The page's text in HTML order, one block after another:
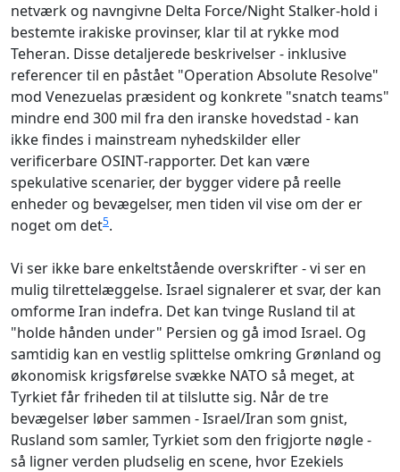
netværk og navngivne Delta Force/Night Stalker‑hold i
bestemte irakiske provinser, klar til at rykke mod
Teheran. Disse detaljerede beskrivelser - inklusive
referencer til en påstået "Operation Absolute Resolve"
mod Venezuelas præsident og konkrete "snatch teams"
mindre end 300 mil fra den iranske hovedstad - kan
ikke findes i mainstream nyhedskilder eller
verificerbare OSINT‑rapporter. Det kan være
spekulative scenarier, der bygger videre på reelle
enheder og bevægelser, men tiden vil vise om der er
noget om det5.
Vi ser ikke bare enkeltstående overskrifter - vi ser en
mulig tilrettelæggelse. Israel signalerer et svar, der kan
omforme Iran indefra. Det kan tvinge Rusland til at
"holde hånden under" Persien og gå imod Israel. Og
samtidig kan en vestlig splittelse omkring Grønland og
økonomisk krigsførelse svække NATO så meget, at
Tyrkiet får friheden til at tilslutte sig. Når de tre
bevægelser løber sammen - Israel/Iran som gnist,
Rusland som samler, Tyrkiet som den frigjorte nøgle -
så ligner verden pludselig en scene, hvor Ezekiels